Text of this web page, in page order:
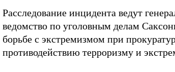
Расследование инцидента ведут
ведомство по уголовным делам
борьбе с экстремизмом при
противодействию терроризму и